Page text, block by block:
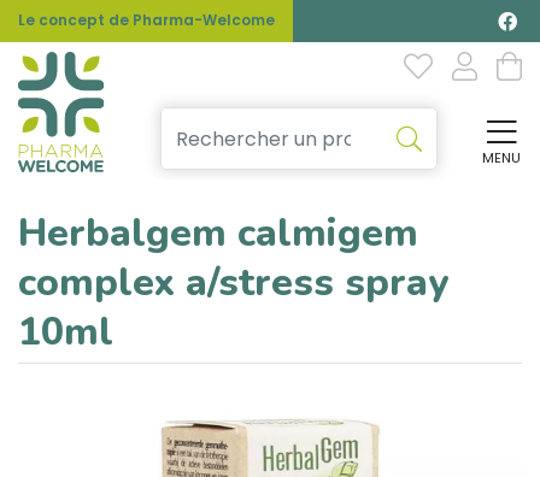
Le concept de Pharma-Welcome
MENU
Herbalgem calmigem
complex a/stress spray
10ml